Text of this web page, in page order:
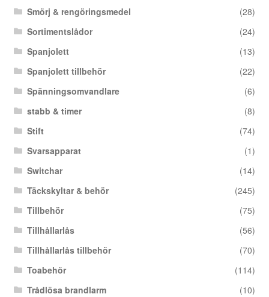
Smörj & rengöringsmedel
(28)
Sortimentslådor
(24)
Spanjolett
(13)
Spanjolett tillbehör
(22)
Spänningsomvandlare
(6)
stabb & timer
(8)
Stift
(74)
Svarsapparat
(1)
Switchar
(14)
Täckskyltar & behör
(245)
Tillbehör
(75)
Tillhållarlås
(56)
Tillhållarlås tillbehör
(70)
Toabehör
(114)
Trådlösa brandlarm
(10)